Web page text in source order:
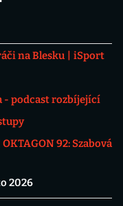
na Blesku
iSport
- podcast rozbíjející
OKTAGON 92: Szabová
2026